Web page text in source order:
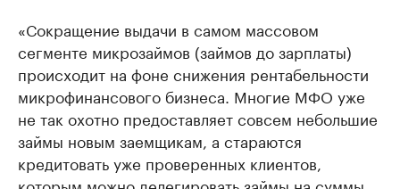
«Сокращение выдачи в самом массовом
сегменте микрозаймов (займов до зарплаты)
происходит на фоне снижения рентабельности
микрофинансового бизнеса. Многие МФО уже
не так охотно предоставляет совсем небольшие
займы новым заемщикам, а стараются
кредитовать уже проверенных клиентов,